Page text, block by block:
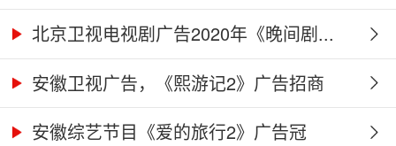
北京卫视电视剧广告2020年《晚间剧...
安徽卫视广告，《熙游记2》广告招商
合...安徽综艺节目《爱的旅行2》广告冠